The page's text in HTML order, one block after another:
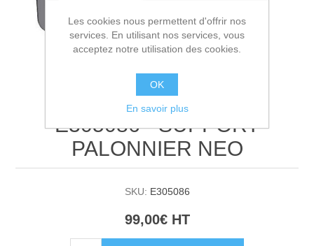
E305086 - SUPPORT
PALONNIER NEO
SKU: E305086
99,00€ HT
Les cookies nous permettent d'offrir nos
services. En utilisant nos services, vous
acceptez notre utilisation des cookies.
OK
En savoir plus